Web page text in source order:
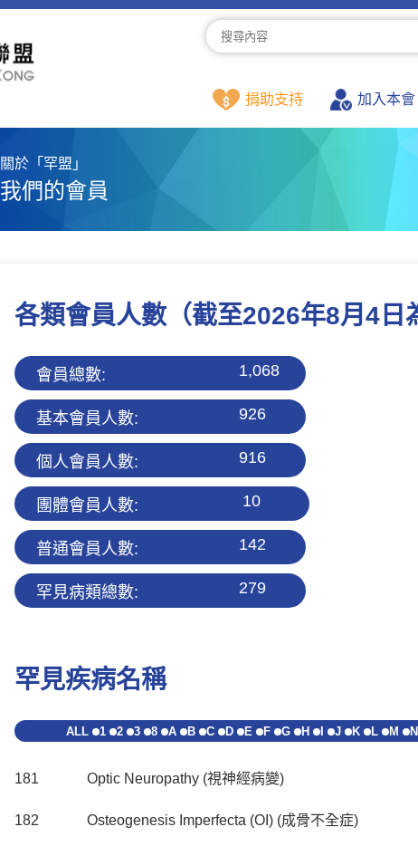
捐助支持 加入本會
關於「罕盟」
我們的會員
各類會員人數 （截至2026年8月4日
會員總數: 1,068
基本會員人數: 926
個人會員人數: 916
團體會員人數: 10
普通會員人數: 142
罕見病類總數: 279
罕見疾病名稱
ALL 1 2 3 8 A B C D E F G H I J K L M N
181 Optic Neuropathy (視神經病變)
182 Osteogenesis Imperfecta (OI) (成骨不全症)